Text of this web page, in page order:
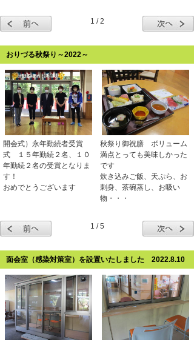
1 / 2
おりづる秋祭り～2022～
開会式）永年勤続者受賞
式 １５年勤続２名、１０
年勤続２名の受賞となりま
す！
おめでとうございます
秋祭り御祝膳 ボリューム
満点とっても美味しかった
です
炊き込みご飯、天ぷら、お
刺身、茶碗蒸し、お吸い
物・・・
1 / 5
面会室（感染対策室）を設置いたしました 2022.8.10